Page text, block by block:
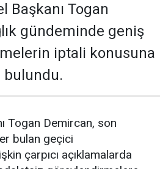
Başkanı Togan
gündeminde geniş
iptali konusuna
bulundu.
Togan Demircan, son
bulan geçici
çarpıcı açıklamalarda